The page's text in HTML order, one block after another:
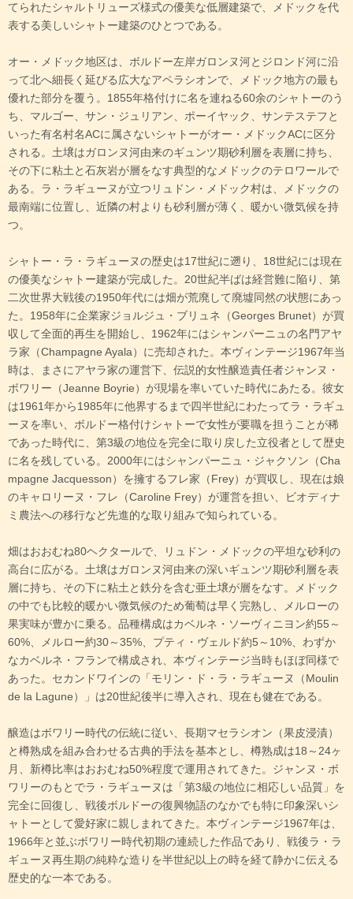
てられたシャルトリューズ様式の優美な低層建築で、メドックを代
表する美しいシャトー建築のひとつである。
オー・メドック地区は、ボルドー左岸ガロンヌ河とジロンド河に沿
って北へ細長く延びる広大なアペラシオンで、メドック地方の最も
優れた部分を覆う。1855年格付けに名を連ねる60余のシャトーのう
ち、マルゴー、サン・ジュリアン、ポーイヤック、サンテステフと
いった有名村名ACに属さないシャトーがオー・メドックACに区分
される。土壌はガロンヌ河由来のギュンツ期砂利層を表層に持ち、
その下に粘土と石灰岩が層をなす典型的なメドックのテロワールで
ある。ラ・ラギューヌが立つリュドン・メドック村は、メドックの
最南端に位置し、近隣の村よりも砂利層が薄く、暖かい微気候を持
つ。
シャトー・ラ・ラギューヌの歴史は17世紀に遡り、18世紀には現在
の優美なシャトー建築が完成した。20世紀半ばは経営難に陥り、第
二次世界大戦後の1950年代には畑が荒廃して廃墟同然の状態にあっ
た。1958年に企業家ジョルジュ・ブリュネ（Georges Brunet）が買
収して全面的再生を開始し、1962年にはシャンパーニュの名門アヤ
ラ家（Champagne Ayala）に売却された。本ヴィンテージ1967年当
時は、まさにアヤラ家の運営下、伝説的女性醸造責任者ジャンヌ・
ボワリー（Jeanne Boyrie）が現場を率いていた時代にあたる。彼女
は1961年から1985年に他界するまで四半世紀にわたってラ・ラギュ
ーヌを率い、ボルドー格付けシャトーで女性が要職を担うことが稀
であった時代に、第3級の地位を完全に取り戻した立役者として歴史
に名を残している。2000年にはシャンパーニュ・ジャクソン（Cha
mpagne Jacquesson）を擁するフレ家（Frey）が買収し、現在は娘
のキャロリーヌ・フレ（Caroline Frey）が運営を担い、ビオディナ
ミ農法への移行など先進的な取り組みで知られている。
畑はおおむね80ヘクタールで、リュドン・メドックの平坦な砂利の
高台に広がる。土壌はガロンヌ河由来の深いギュンツ期砂利層を表
層に持ち、その下に粘土と鉄分を含む亜土壌が層をなす。メドック
の中でも比較的暖かい微気候のため葡萄は早く完熟し、メルローの
果実味が豊かに乗る。品種構成はカベルネ・ソーヴィニヨン約55～
60%、メルロー約30～35%、プティ・ヴェルド約5～10%、わずか
なカベルネ・フランで構成され、本ヴィンテージ当時もほぼ同様で
あった。セカンドワインの「モリン・ド・ラ・ラギューヌ（Moulin
de la Lagune）」は20世紀後半に導入され、現在も健在である。
醸造はボワリー時代の伝統に従い、長期マセラシオン（果皮浸漬）
と樽熟成を組み合わせる古典的手法を基本とし、樽熟成は18～24ヶ
月、新樽比率はおおむね50%程度で運用されてきた。ジャンヌ・ボ
ワリーのもとでラ・ラギューヌは「第3級の地位に相応しい品質」を
完全に回復し、戦後ボルドーの復興物語のなかでも特に印象深いシ
ャトーとして愛好家に親しまれてきた。本ヴィンテージ1967年は、
1966年と並ぶボワリー時代初期の連続した作品であり、戦後ラ・ラ
ギューヌ再生期の純粋な造りを半世紀以上の時を経て静かに伝える
歴史的な一本である。